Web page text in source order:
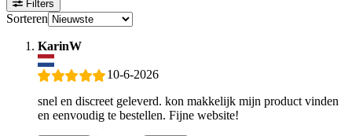
Filters
Sorteren
KarinW
10-6-2026
snel en discreet geleverd. kon makkelijk mijn product vinden
en eenvoudig te bestellen. Fijne website!